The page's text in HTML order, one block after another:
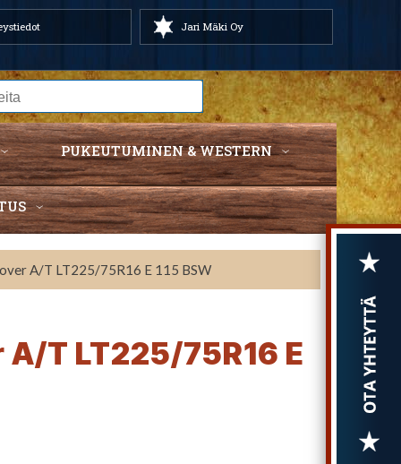
Jari Mäki Oy
PUKEUTUMINEN & WESTERN
A/T LT225/75R16 E 115 BSW
T LT225/75R16 E